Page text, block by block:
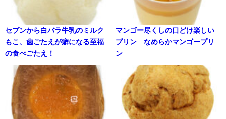
セブンから白バラ牛乳のミルク
もこ、歯ごたえが癖になる至福
の食べごたえ！
マンゴー尽くしの口どけ楽しい
プリン なめらかマンゴープリ
ン